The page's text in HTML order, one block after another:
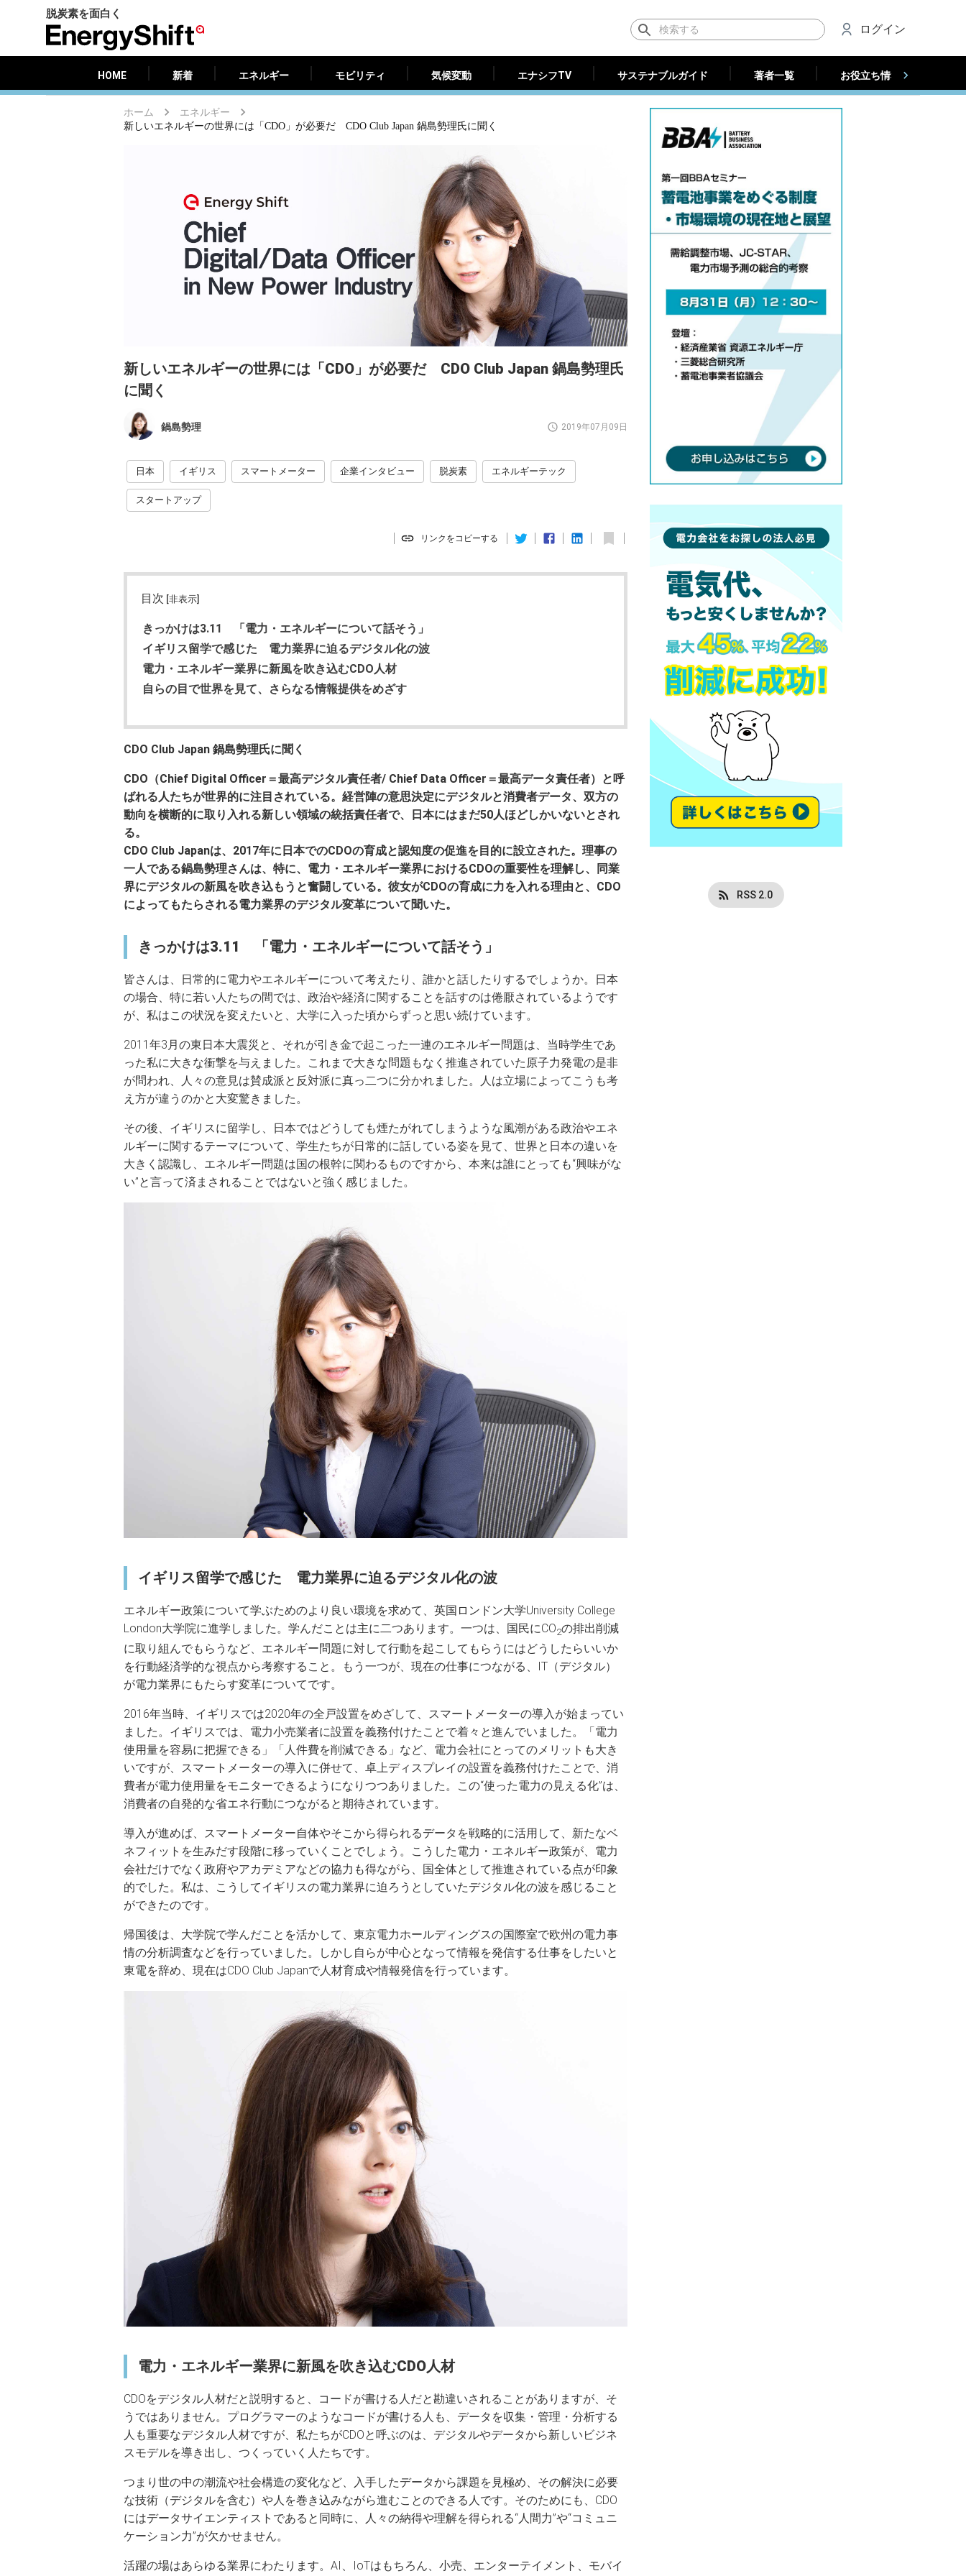
脱炭素を面白く
ジ
ー
フ
ト）
ログイン
HOME 新着 エネルギー モビリティ 気候変動 エナシフTV サステナブルガイド 著者一覧 お役立ち情報（法人）
HOME サステナブルガイド 著者一覧
ホーム エネルギー
新しいエネルギーの世界には「CDO」が必要だ CDO Club Japan 鍋島勢理氏に聞く
新しいエネルギーの世界には「CDO」が必要だ CDO Club Japan 鍋島勢理氏
に聞く
鍋島勢理 2019年07月09日
日本 イギリス スマートメーター 企業インタビュー 脱炭素 エネルギーテック
スタートアップ
リンクをコピーする
目次 [非表示]
きっかけは3.11 「電力・エネルギーについて話そう」
イギリス留学で感じた 電力業界に迫るデジタル化の波
電力・エネルギー業界に新風を吹き込むCDO人材
自らの目で世界を見て、さらなる情報提供をめざす
CDO Club Japan 鍋島勢理氏に聞く
CDO（Chief Digital Officer＝最高デジタル責任者/ Chief Data Officer＝最高データ責任者）と呼
ばれる人たちが世界的に注目されている。経営陣の意思決定にデジタルと消費者データ、双方の
動向を横断的に取り入れる新しい領域の統括責任者で、日本にはまだ50人ほどしかいないとされ
る。
CDO Club Japanは、2017年に日本でのCDOの育成と認知度の促進を目的に設立された。理事の
一人である鍋島勢理さんは、特に、電力・エネルギー業界におけるCDOの重要性を理解し、同業
界にデジタルの新風を吹き込もうと奮闘している。彼女がCDOの育成に力を入れる理由と、CDO
によってもたらされる電力業界のデジタル変革について聞いた。
きっかけは3.11 「電力・エネルギーについて話そう」
皆さんは、日常的に電力やエネルギーについて考えたり、誰かと話したりするでしょうか。日本
の場合、特に若い人たちの間では、政治や経済に関することを話すのは倦厭されているようです
が、私はこの状況を変えたいと、大学に入った頃からずっと思い続けています。
2011年3月の東日本大震災と、それが引き金で起こった一連のエネルギー問題は、当時学生であ
った私に大きな衝撃を与えました。これまで大きな問題もなく推進されていた原子力発電の是非
が問われ、人々の意見は賛成派と反対派に真っ二つに分かれました。人は立場によってこうも考
え方が違うのかと大変驚きました。
その後、イギリスに留学し、日本ではどうしても煙たがれてしまうような風潮がある政治やエネ
ルギーに関するテーマについて、学生たちが日常的に話している姿を見て、世界と日本の違いを
大きく認識し、エネルギー問題は国の根幹に関わるものですから、本来は誰にとっても“興味がな
い”と言って済まされることではないと強く感じました。
イギリス留学で感じた 電力業界に迫るデジタル化の波
エネルギー政策について学ぶためのより良い環境を求めて、英国ロンドン大学University College
London大学院に進学しました。学んだことは主に二つあります。一つは、国民にCO2の排出削減
に取り組んでもらうなど、エネルギー問題に対して行動を起こしてもらうにはどうしたらいいか
を行動経済学的な視点から考察すること。もう一つが、現在の仕事につながる、IT（デジタル）
が電力業界にもたらす変革についてです。
2016年当時、イギリスでは2020年の全戸設置をめざして、スマートメーターの導入が始まってい
ました。イギリスでは、電力小売業者に設置を義務付けたことで着々と進んでいました。「電力
使用量を容易に把握できる」「人件費を削減できる」など、電力会社にとってのメリットも大き
いですが、スマートメーターの導入に併せて、卓上ディスプレイの設置を義務付けたことで、消
費者が電力使用量をモニターできるようになりつつありました。この“使った電力の見える化”は、
消費者の自発的な省エネ行動につながると期待されています。
導入が進めば、スマートメーター自体やそこから得られるデータを戦略的に活用して、新たなベ
ネフィットを生みだす段階に移っていくことでしょう。こうした電力・エネルギー政策が、電力
会社だけでなく政府やアカデミアなどの協力も得ながら、国全体として推進されている点が印象
的でした。私は、こうしてイギリスの電力業界に迫ろうとしていたデジタル化の波を感じること
ができたのです。
帰国後は、大学院で学んだことを活かして、東京電力ホールディングスの国際室で欧州の電力事
情の分析調査などを行っていました。しかし自らが中心となって情報を発信する仕事をしたいと
東電を辞め、現在はCDO Club Japanで人材育成や情報発信を行っています。
電力・エネルギー業界に新風を吹き込むCDO人材
CDOをデジタル人材だと説明すると、コードが書ける人だと勘違いされることがありますが、そ
うではありません。プログラマーのようなコードが書ける人も、データを収集・管理・分析する
人も重要なデジタル人材ですが、私たちがCDOと呼ぶのは、デジタルやデータから新しいビジネ
スモデルを導き出し、つくっていく人たちです。
つまり世の中の潮流や社会構造の変化など、入手したデータから課題を見極め、その解決に必要
な技術（デジタルを含む）や人を巻き込みながら進むことのできる人です。そのためにも、CDO
にはデータサイエンティストであると同時に、人々の納得や理解を得られる“人間力”や“コミュニ
ケーション力”が欠かせません。
活躍の場はあらゆる業界にわたります。AI、IoTはもちろん、小売、エンターテイメント、モバイ
RSS 2.0